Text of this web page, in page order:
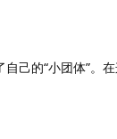
己的“小团体”。